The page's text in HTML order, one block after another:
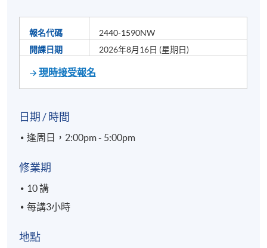
報名代碼
2440-1590NW
開課日期
2026年8月16日 (星期日)
現時接受報名
日期 / 時間
逢周日，2:00pm - 5:00pm
修業期
10 講
每講3小時
地點